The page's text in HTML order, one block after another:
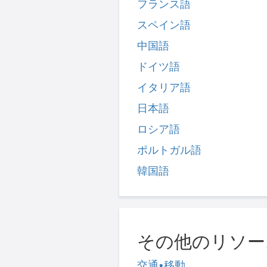
フランス語
スペイン語
中国語
ドイツ語
イタリア語
日本語
ロシア語
ポルトガル語
韓国語
その他のリソ